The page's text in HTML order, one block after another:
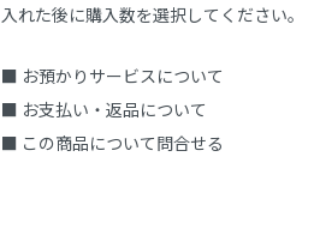
入れた後に購入数を選択してください。
■ お預かりサービスについて
■ お支払い・返品について
■ この商品について問合せる